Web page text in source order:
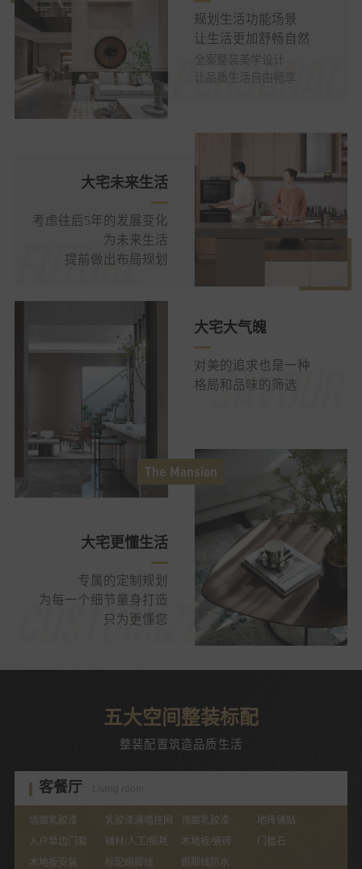
规划生活功能场景
让生活更加舒畅自然
全案整装美学设计
让品质生活自由畅享
大宅未来生活
考虑往后5年的发展变化
为未来生活
提前做出布局规划
大宅大气魄
对美的追求也是一种
格局和品味的筛选
大宅更懂生活
专属的定制规划
为每一个细节量身打造
只为更懂您
五大空间整装标配
整装配置筑造品质生活
客餐厅
墙面乳胶漆 乳胶漆满墙挂网 顶面乳胶漆
地砖铺贴
入户单边门套
辅材/人工/损耗 木地板/瓷砖
门槛石
木地板安装
标配踢脚线 踢脚线防水